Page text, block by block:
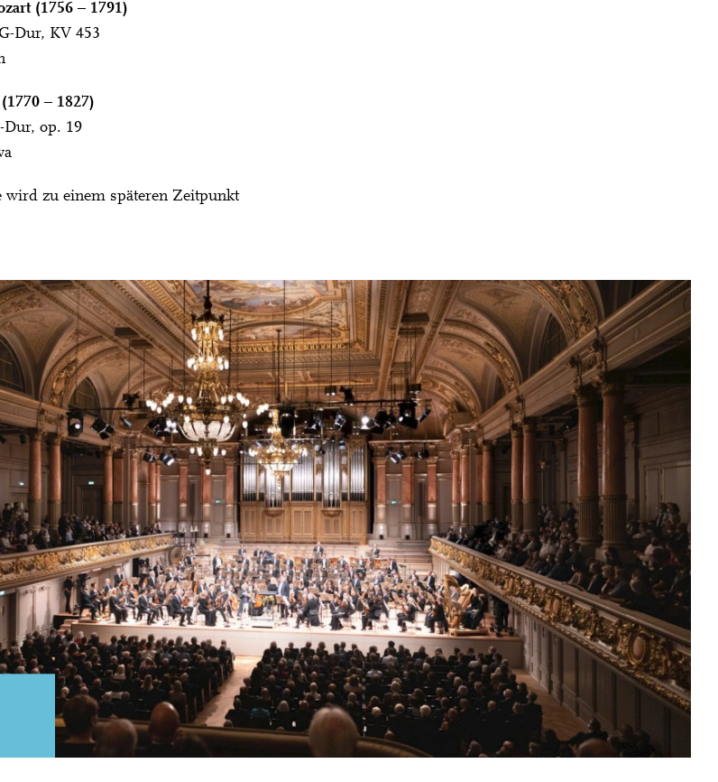
ZÜRICH
VERANSTALTUNG WEITEREMPFEHLEN
Machen Sie Freunde oder Bekannte via E-Mail oder Facebook-
Sharing darauf aufmerksam.
(1756 – 1791)
Dur, KV 453
– 1827)
Dur, op. 19
wird zu einem späteren Zeitpunkt
U28 bedeutet: Jahrgang 1998 oder
und Doris Ammann Stiftung
1997 oder älter
Donnerstag, 21. Mai,
Überprüfen